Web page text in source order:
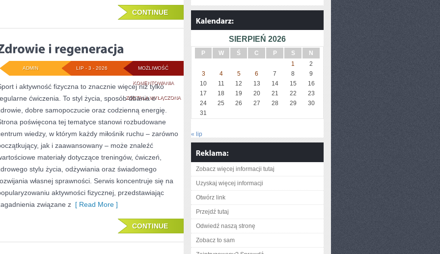
CONTINUE
MOŻLIWOŚĆ
KOMENTOWANIAZDROWIE
I
REGENERACJA
ZOSTAŁA WYŁĄCZONA
LIP - 3 - 2026
ADMIN
i aktywność fizyczna to znacznie więcej niż tylko
ćwiczenia. To styl życia, sposób dbania o
dobre samopoczucie oraz codzienną energię.
poświęcona tej tematyce stanowi rozbudowane
wiedzy, w którym każdy miłośnik ruchu – zarówno
jak i zaawansowany – może znaleźć
materiały dotyczące treningów, ćwiczeń,
stylu życia, odżywiania oraz świadomego
własnej sprawności. Serwis koncentruje się na
aktywności fizycznej, przedstawiając
związane z [ Read More ]
CONTINUE
SIERPIEŃ 2026
P W Ś C P S
N
1
2
3
4 5 6 7 8
9
10
11 12 13 14 15
16
17
18 19 20 21 22
23
24
25 26 27 28 29
30
31
« lip
Zobacz więcej informacji tutaj
Uzyskaj więcej informacji
Otwórz link
Przejdź tutaj
Odwiedź naszą stronę
Zobacz to sam